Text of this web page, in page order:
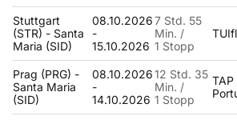
Stuttgart
(STR) - Santa
Maria (SID)
08.10.2026
-
15.10.2026
7 Std. 55
Min. /
1 Stopp
Prag (PRG) -
Santa Maria
(SID)
08.10.2026
-
14.10.2026
12 Std. 35
Min. /
1 Stopp
TAP